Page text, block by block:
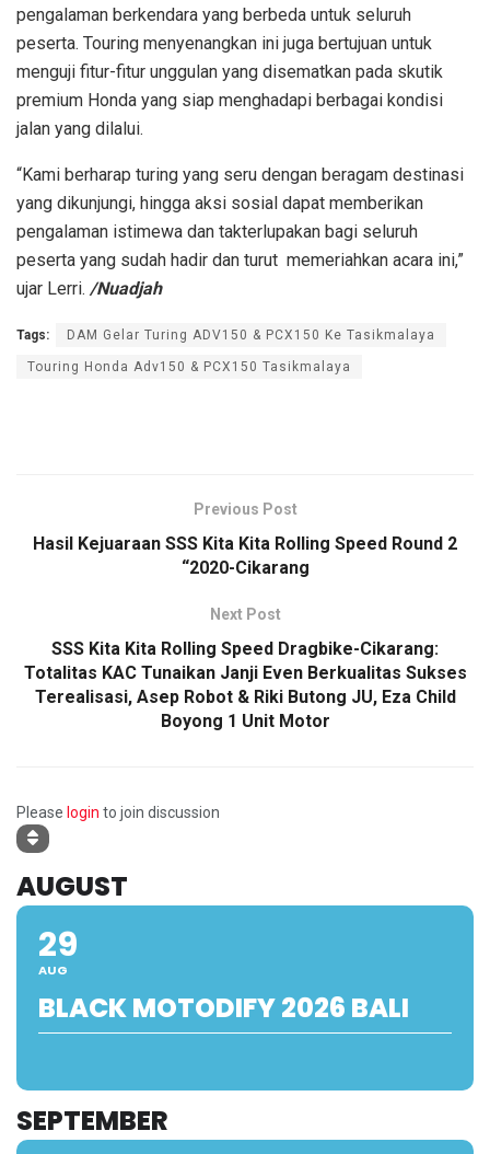
pengalaman berkendara yang berbeda untuk seluruh
peserta. Touring menyenangkan ini juga bertujuan untuk
menguji fitur-fitur unggulan yang disematkan pada skutik
premium Honda yang siap menghadapi berbagai kondisi
jalan yang dilalui.
“Kami berharap turing yang seru dengan beragam destinasi
yang dikunjungi, hingga aksi sosial dapat memberikan
pengalaman istimewa dan takterlupakan bagi seluruh
peserta yang sudah hadir dan turut memeriahkan acara ini,”
ujar Lerri. /Nuadjah
Tags: DAM Gelar Turing ADV150 & PCX150 Ke Tasikmalaya
Touring Honda Adv150 & PCX150 Tasikmalaya
Previous Post
Hasil Kejuaraan SSS Kita Kita Rolling Speed Round 2
“2020-Cikarang
Next Post
SSS Kita Kita Rolling Speed Dragbike-Cikarang:
Totalitas KAC Tunaikan Janji Even Berkualitas Sukses
Terealisasi, Asep Robot & Riki Butong JU, Eza Child
Boyong 1 Unit Motor
Please login to join discussion
AUGUST
29
AUG
BLACK MOTODIFY 2026 BALI
SEPTEMBER